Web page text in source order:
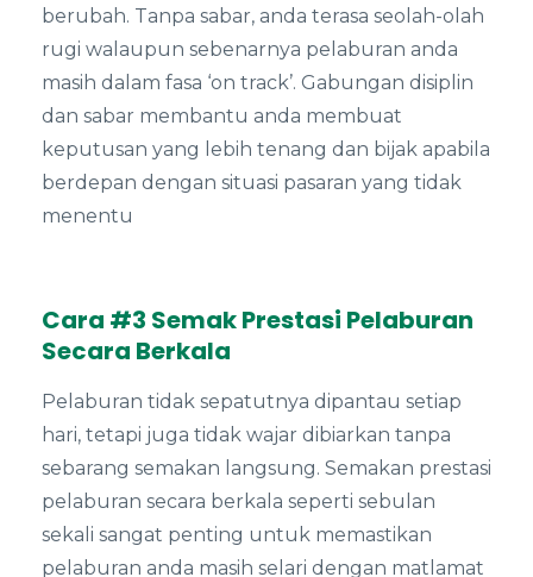
berubah. Tanpa sabar, anda terasa seolah-olah
rugi walaupun sebenarnya pelaburan anda
masih dalam fasa ‘on track’. Gabungan disiplin
dan sabar membantu anda membuat
keputusan yang lebih tenang dan bijak apabila
berdepan dengan situasi pasaran yang tidak
menentu
Cara #3 Semak Prestasi Pelaburan
Secara Berkala
Pelaburan tidak sepatutnya dipantau setiap
hari, tetapi juga tidak wajar dibiarkan tanpa
sebarang semakan langsung. Semakan prestasi
pelaburan secara berkala seperti sebulan
sekali sangat penting untuk memastikan
pelaburan anda masih selari dengan matlamat